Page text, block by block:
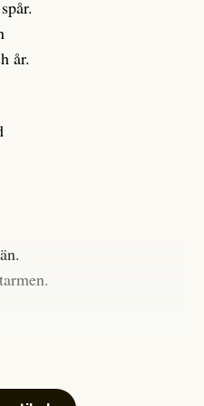
men korrekt rubrik
beställer
sekunder senare om
källor, alltifrån domar till
generös
personen vars motiv att
ifrågasätts som de
in uppgifter.
journalistikens metod
”skapar betydligt mer
år.